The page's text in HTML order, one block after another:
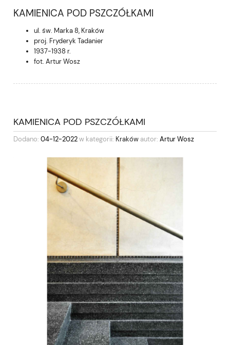
KAMIENICA POD PSZCZÓŁKAMI
ul. św. Marka 8, Kraków
proj. Fryderyk Tadanier
1937-1938 r.
fot. Artur Wosz
KAMIENICA POD PSZCZÓŁKAMI
Dodano: 04-12-2022w kategorii: Kraków autor: Artur Wosz